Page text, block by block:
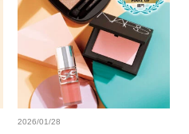
2026/01/28